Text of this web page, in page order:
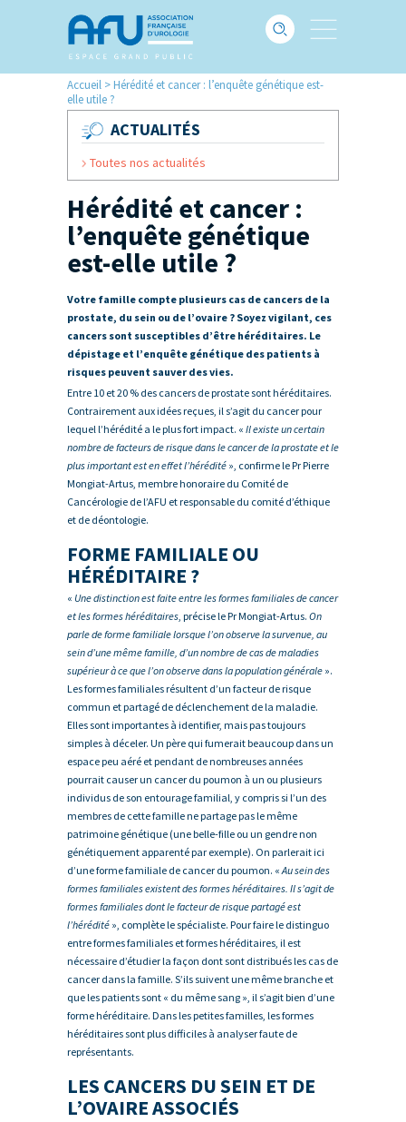
Accueil >Hérédité et cancer : l’enquête génétique est-
elle utile ?
ACTUALITÉS
Toutes nos actualités
Hérédité et cancer :
l’enquête génétique
est-elle utile ?
Votre famille compte plusieurs cas de cancers de la
prostate, du sein ou de l’ovaire ? Soyez vigilant, ces
cancers sont susceptibles d’être héréditaires. Le
dépistage et l’enquête génétique des patients à
risques peuvent sauver des vies.
Entre 10 et 20 % des cancers de prostate sont héréditaires.
Contrairement aux idées reçues, il s’agit du cancer pour
lequel l’hérédité a le plus fort impact. « Il existe un certain
nombre de facteurs de risque dans le cancer de la prostate et le
plus important est en effet l’hérédité », confirme le Pr Pierre
Mongiat-Artus, membre honoraire du Comité de
Cancérologie de l’AFU et responsable du comité d’éthique
et de déontologie.
FORME FAMILIALE OU
HÉRÉDITAIRE ?
« Une distinction est faite entre les formes familiales de cancer
et les formes héréditaires, précise le Pr Mongiat-Artus. On
parle de forme familiale lorsque l’on observe la survenue, au
sein d’une même famille, d’un nombre de cas de maladies
supérieur à ce que l’on observe dans la population générale ».
Les formes familiales résultent d’un facteur de risque
commun et partagé de déclenchement de la maladie.
Elles sont importantes à identifier, mais pas toujours
simples à déceler. Un père qui fumerait beaucoup dans un
espace peu aéré et pendant de nombreuses années
pourrait causer un cancer du poumon à un ou plusieurs
individus de son entourage familial, y compris si l’un des
membres de cette famille ne partage pas le même
patrimoine génétique (une belle-fille ou un gendre non
génétiquement apparenté par exemple). On parlerait ici
d’une forme familiale de cancer du poumon. «Au sein des
formes familiales existent des formes héréditaires. Il s’agit de
formes familiales dont le facteur de risque partagé est
l’hérédité », complète le spécialiste. Pour faire le distinguo
entre formes familiales et formes héréditaires, il est
nécessaire d’étudier la façon dont sont distribués les cas de
cancer dans la famille. S’ils suivent une même branche et
que les patients sont « du même sang », il s’agit bien d’une
forme héréditaire. Dans les petites familles, les formes
héréditaires sont plus difficiles à analyser faute de
représentants.
LES CANCERS DU SEIN ET DE
L’OVAIRE ASSOCIÉS